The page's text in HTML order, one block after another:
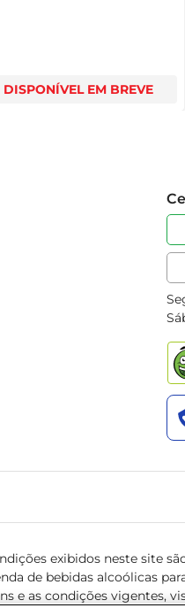
DISPONÍVEL EM BREVE
exibidos neste site
de bebidas alcoólicas
e as condições vigentes,